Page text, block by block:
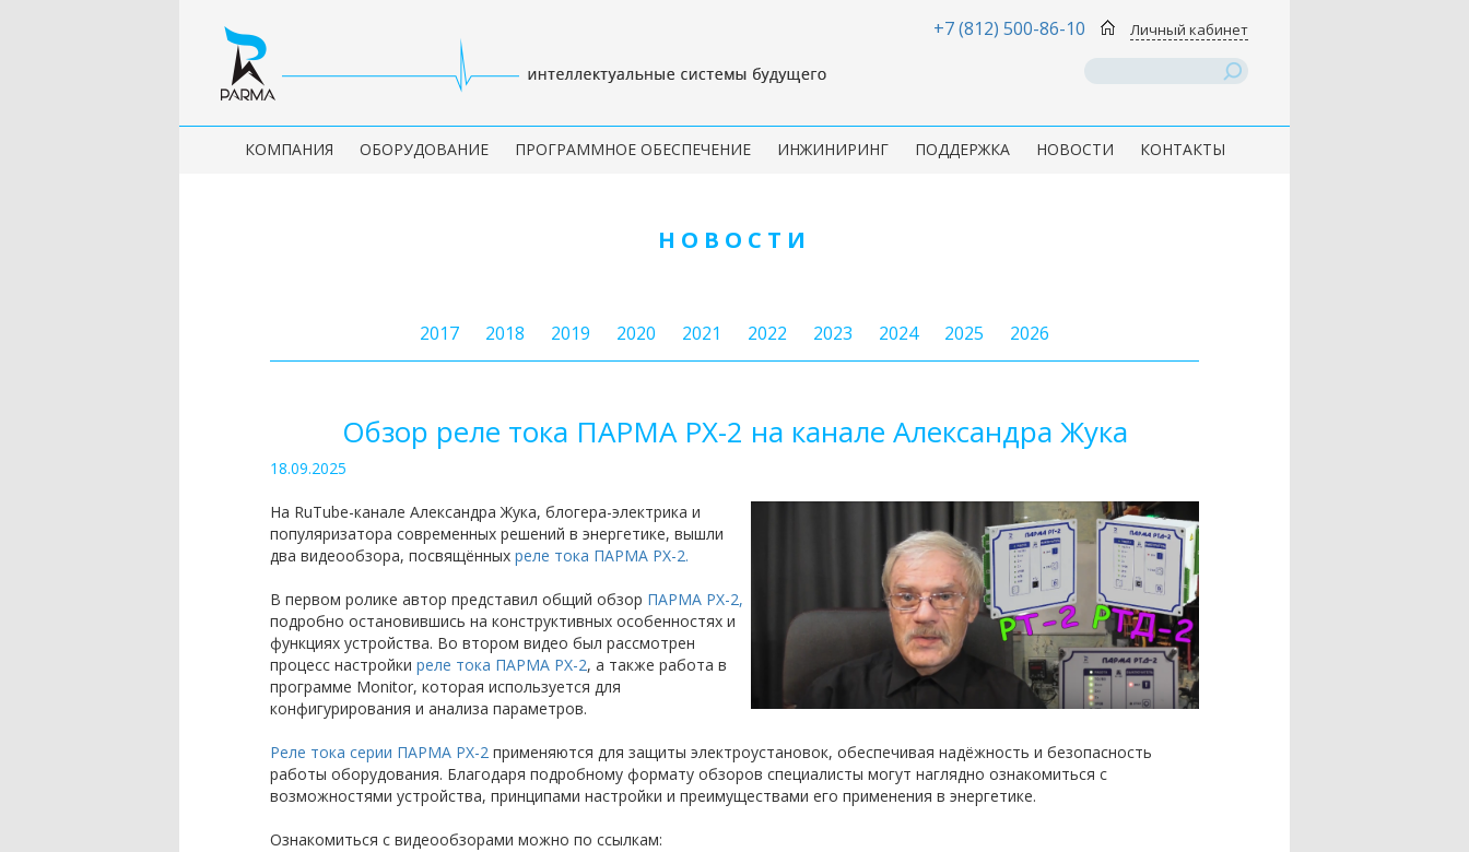
+7 (812) 500-86-10 Личный кабинет
КОМПАНИЯ ОБОРУДОВАНИЕ ПРОГРАММНОЕ ОБЕСПЕЧЕНИЕ ИНЖИНИРИНГ ПОДДЕРЖКА НОВОСТИ КОНТАКТЫ
НОВОСТИ
2017 2018 2019 2020 2021 2022 2023 2024 2025 2026
Обзор реле тока ПАРМА PX-2 на канале Александра Жука
18.09.2025
На RuTube-канале Александра Жука, блогера-электрика и
популяризатора современных решений в энергетике, вышли
два видеообзора, посвящённых реле тока ПАРМА PX-2.
В первом ролике автор представил общий обзор ПАРМА PX-2,
подробно остановившись на конструктивных особенностях и
функциях устройства. Во втором видео был рассмотрен
процесс настройки реле тока ПАРМА PX-2, а также работа в
программе Monitor, которая используется для
конфигурирования и анализа параметров.
Реле тока серии ПАРМА PX-2 применяются для защиты электроустановок, обеспечивая надёжность и безопасность
работы оборудования. Благодаря подробному формату обзоров специалисты могут наглядно ознакомиться с
возможностями устройства, принципами настройки и преимуществами его применения в энергетике.
Ознакомиться с видеообзорами можно по ссылкам: